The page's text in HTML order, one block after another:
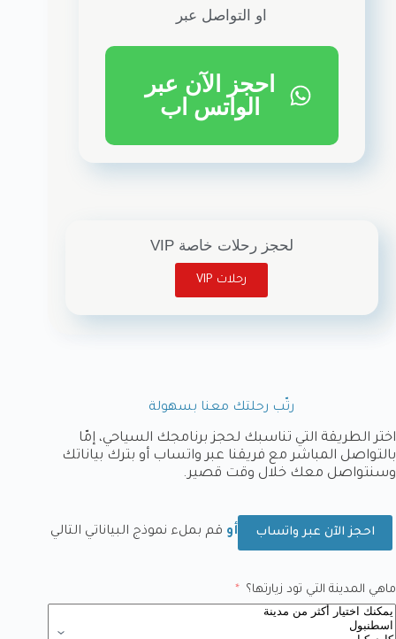
او التواصل عبر
احجز الآن عبر
الواتس اب
لحجز رحلات خاصة VIP
رحلات VIP
رتّب رحلتك معنا بسهولة
اختر الطريقة التي تناسبك لحجز برنامجك السياحي، إمّا
بالتواصل المباشر مع فريقنا عبر واتساب أو بترك بياناتك
وسنتواصل معك خلال وقت قصير.
احجز الآن عبر واتساب أو قم بملء نموذج البياناتي التالي
ماهي المدينة التي تود زيارتها؟